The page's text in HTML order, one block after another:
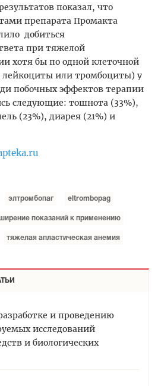
показал, что
препарата Промакта
добиться
при тяжелой
хотя бы по одной клеточной
или тромбоциты) у
побочных эффектов терапии
следующие: тошнота (33%),
(23%), диарея (21%) и
элтромбопаг eltrombopag
показаний к применению
тяжелая апластическая анемия
и проведению
исследований
и биологических